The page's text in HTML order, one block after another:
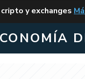
y exchanges